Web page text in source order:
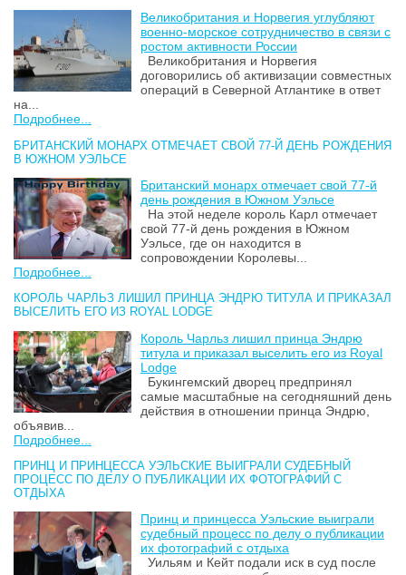
Великобритания и Норвегия углубляют
военно-морское сотрудничество в связи с
ростом активности России
Великобритания и Норвегия
договорились об активизации совместных
операций в Северной Атлантике в ответ
на...
Подробнее...
БРИТАНСКИЙ МОНАРХ ОТМЕЧАЕТ СВОЙ 77-Й ДЕНЬ РОЖДЕНИЯ
В ЮЖНОМ УЭЛЬСЕ
Британский монарх отмечает свой 77-й
день рождения в Южном Уэльсе
На этой неделе король Карл отмечает
свой 77-й день рождения в Южном
Уэльсе, где он находится в
сопровождении Королевы...
Подробнее...
КОРОЛЬ ЧАРЛЬЗ ЛИШИЛ ПРИНЦА ЭНДРЮ ТИТУЛА И ПРИКАЗАЛ
ВЫСЕЛИТЬ ЕГО ИЗ ROYAL LODGE
Король Чарльз лишил принца Эндрю
титула и приказал выселить его из Royal
Lodge
Букингемский дворец предпринял
самые масштабные на сегодняшний день
действия в отношении принца Эндрю,
объявив...
Подробнее...
ПРИНЦ И ПРИНЦЕССА УЭЛЬСКИЕ ВЫИГРАЛИ СУДЕБНЫЙ
ПРОЦЕСС ПО ДЕЛУ О ПУБЛИКАЦИИ ИХ ФОТОГРАФИЙ С
ОТДЫХА
Принц и принцесса Уэльские выиграли
судебный процесс по делу о публикации
их фотографий с отдыха
Уильям и Кейт подали иск в суд после